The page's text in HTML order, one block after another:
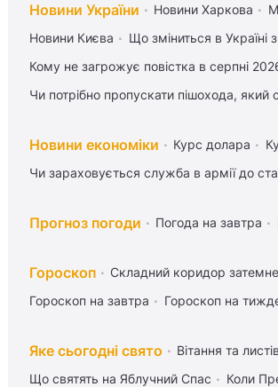
Новини України Новини Харкова
Новини Києва
Що зміниться в Україні
Кому не загрожує повістка в серпні
Чи потрібно пропускати пішохода, який
Новини економіки Курс долара
Чи зараховується служба в армії до
Прогноз погоди Погода на завтра
Гороскоп Складний коридор
Гороскоп на завтра
Гороскоп на
Яке сьогодні свято Вітання та
Що святять на Яблучний Спас
Коли